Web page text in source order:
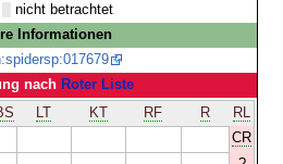
nicht betrachtet
Informationen
nach Roter Liste
LT KT RF R
RL
CR